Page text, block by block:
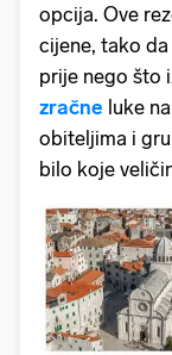
opcija. Ove
cijene, tako
prije nego što
zračne luke
obiteljima i
bilo koje